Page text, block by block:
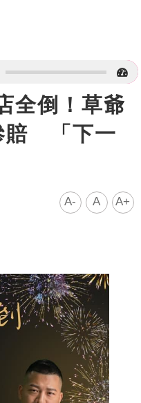
全倒！草爺
賠 「下一
A- A A+